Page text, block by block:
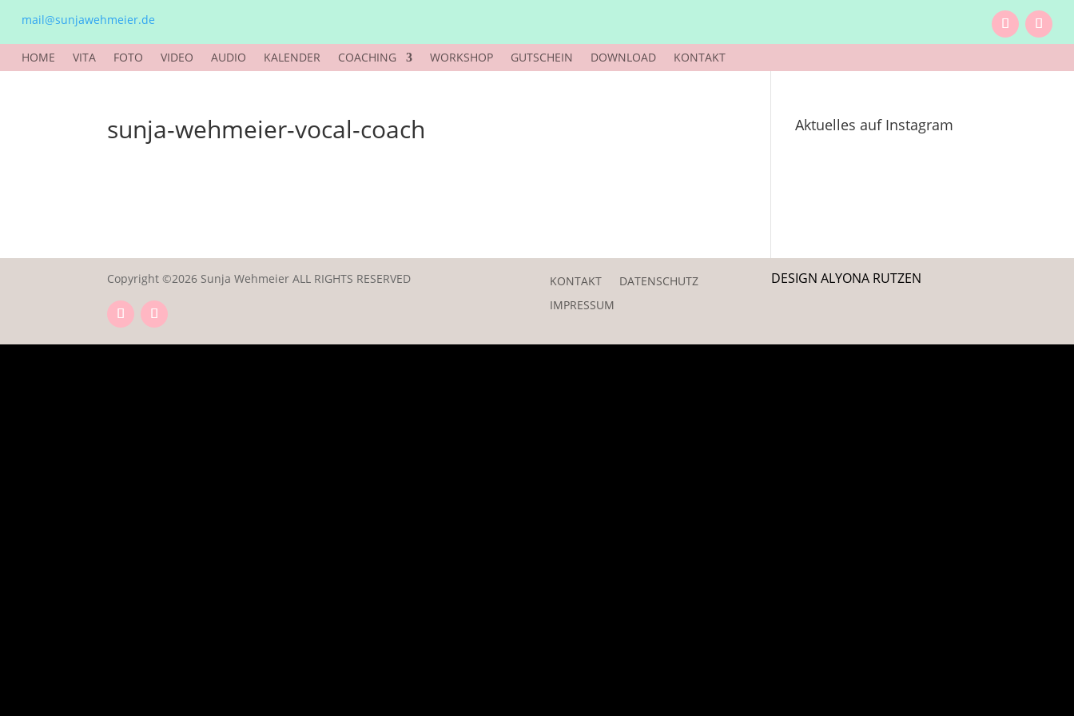
mail@sunjawehmeier.de
HOME VITA FOTO VIDEO AUDIO KALENDER COACHING WORKSHOP GUTSCHEIN DOWNLOAD KONTAKT
sunja-wehmeier-vocal-coach Aktuelles auf Instagram
Copyright ©2026 Sunja Wehmeier ALL RIGHTS RESERVED KONTAKT
DATENSCHUTZ
IMPRESSUM
DESIGN ALYONA RUTZEN